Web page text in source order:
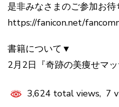
是非みなさまのご参加お
https://fanicon.net/
書籍について▼
2月2日『奇跡の美痩せマ
3,624 total views, 7